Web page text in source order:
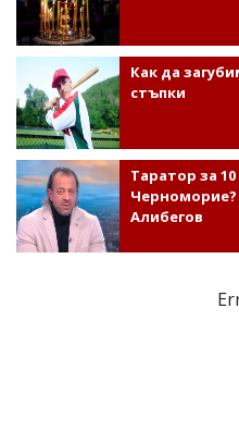
Как да
стъпки
Таратор за
Алибегов